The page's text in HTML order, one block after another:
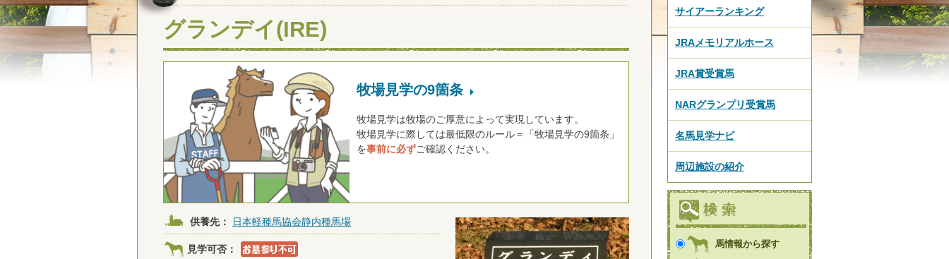
グランデイ(IRE)
牧場見学の9箇条
牧場見学は牧場のご厚意によって実現しています。
牧場見学に際しては最低限のルール＝「牧場見学の9箇条」
を事前に必ずご確認ください。
供養先： 日本軽種馬協会静内種馬場
見学可否：
サイアーランキング
JRAメモリアルホース
JRA賞受賞馬
NARグランプリ受賞馬
名馬見学ナビ
周辺施設の紹介
馬情報から探す